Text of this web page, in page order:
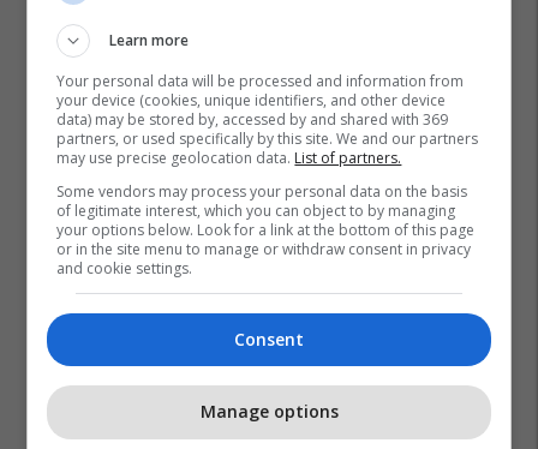
Learn more
Your personal data will be processed and information from
your device (cookies, unique identifiers, and other device
data) may be stored by, accessed by and shared with 369
partners, or used specifically by this site. We and our partners
may use precise geolocation data. List of partners.
Some vendors may process your personal data on the basis
of legitimate interest, which you can object to by managing
your options below. Look for a link at the bottom of this page
or in the site menu to manage or withdraw consent in privacy
and cookie settings.
Consent
Manage options